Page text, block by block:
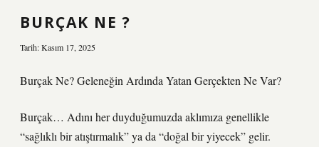
BURÇAK NE ?
Tarih: Kasım 17, 2025
Burçak Ne? Geleneğin Ardında Yatan Gerçekten Ne Var?
Burçak… Adını her duyduğumuzda aklımıza genellikle
“sağlıklı bir atıştırmalık” ya da “doğal bir yiyecek” gelir.